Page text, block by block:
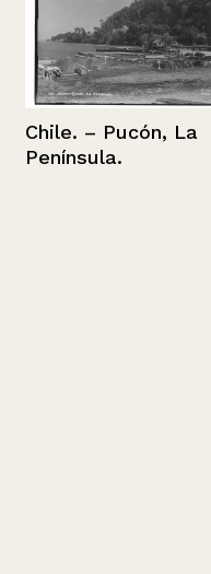
Chile. – Pucón, La
Península.